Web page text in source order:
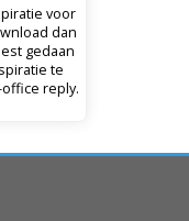
voor
dan
gedaan
te
reply.